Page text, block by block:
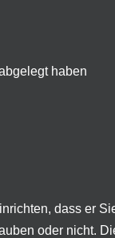
haben
dass er
oder nicht.